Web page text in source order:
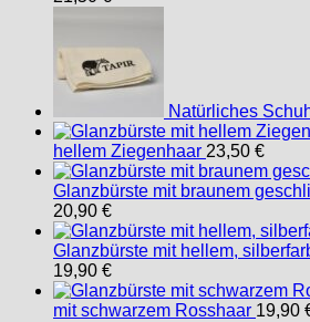
Natürliches
hellem Ziegenhaar 23,50 €
Glanzbürste mit braunem
20,90 €
Glanzbürste mit hellem,
19,90 €
mit schwarzem Rosshaar 19,90